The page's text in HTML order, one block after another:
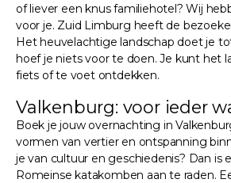
of liever een knus familiehotel? Wij
voor je. Zuid Limburg heeft de
Het heuvelachtige landschap doet je
hoef je niets voor te doen. Je kunt het
fiets of te voet ontdekken.
Valkenburg: voor ieder
Boek je jouw overnachting in
vormen van vertier en ontspanning
je van cultuur en geschiedenis? Dan is
Romeinse katakomben aan te raden.